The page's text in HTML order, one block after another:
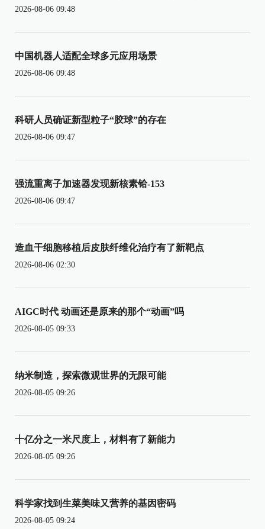
2026-08-06 09:48
中国机器人适配全球多元应用场景
2026-08-06 09:48
科研人员确证新型粒子“胶球”的存在
2026-08-06 09:47
强流重离子加速器发现新核素铪-153
2026-08-06 09:47
造血干细胞移植后皮肤纤维化治疗有了新靶点
2026-08-06 02:30
AIGC时代 动画还是原来的那个“动画”吗
2026-08-05 09:33
纳米制造，探索微观世界的无限可能
2026-08-05 09:26
十亿分之一米尺度上，材料有了新能力
2026-08-05 09:26
科学家找到生菜美味又营养的基因密码
2026-08-05 09:24